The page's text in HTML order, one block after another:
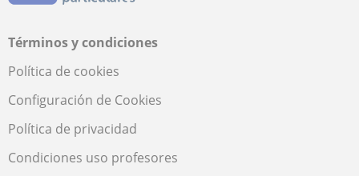
Términos y condiciones
Política de cookies
Configuración de Cookies
Política de privacidad
Condiciones uso profesores